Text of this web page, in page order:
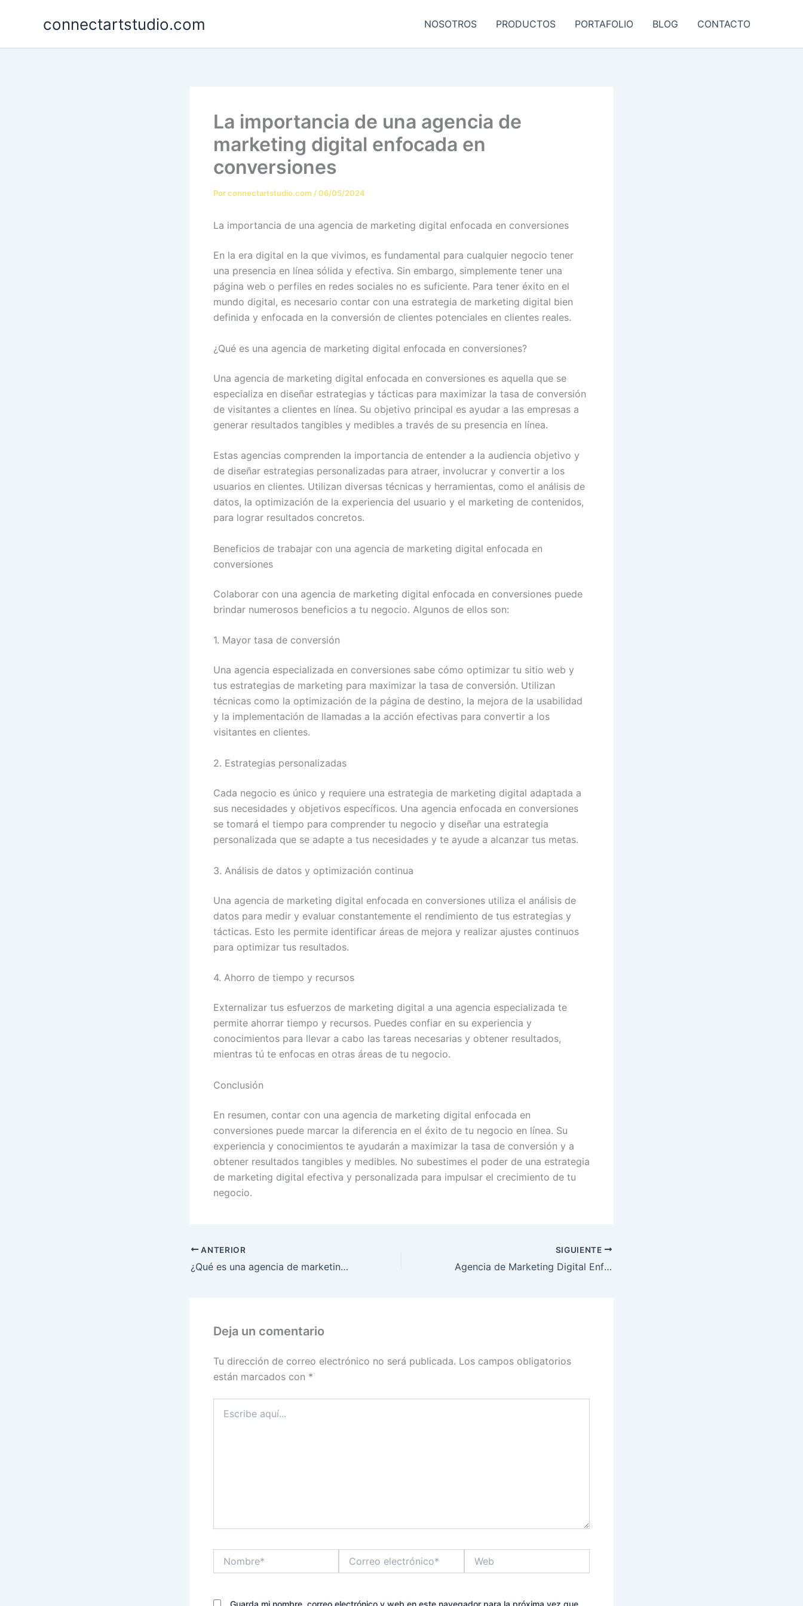
connectartstudio.com NOSOTROS PRODUCTOS PORTAFOLIO BLOG CONTACTO
La importancia de una agencia de
marketing digital enfocada en
conversiones
Porconnectartstudio.com /06/05/2024
La importancia de una agencia de marketing digital enfocada en conversiones
En la era digital en la que vivimos, es fundamental para cualquier negocio tener
una presencia en línea sólida y efectiva. Sin embargo, simplemente tener una
página web o perfiles en redes sociales no es suficiente. Para tener éxito en el
mundo digital, es necesario contar con una estrategia de marketing digital bien
definida y enfocada en la conversión de clientes potenciales en clientes reales.
¿Qué es una agencia de marketing digital enfocada en conversiones?
Una agencia de marketing digital enfocada en conversiones es aquella que se
especializa en diseñar estrategias y tácticas para maximizar la tasa de conversión
de visitantes a clientes en línea. Su objetivo principal es ayudar a las empresas a
generar resultados tangibles y medibles a través de su presencia en línea.
Estas agencias comprenden la importancia de entender a la audiencia objetivo y
de diseñar estrategias personalizadas para atraer, involucrar y convertir a los
usuarios en clientes. Utilizan diversas técnicas y herramientas, como el análisis de
datos, la optimización de la experiencia del usuario y el marketing de contenidos,
para lograr resultados concretos.
Beneficios de trabajar con una agencia de marketing digital enfocada en
conversiones
Colaborar con una agencia de marketing digital enfocada en conversiones puede
brindar numerosos beneficios a tu negocio. Algunos de ellos son:
1. Mayor tasa de conversión
Una agencia especializada en conversiones sabe cómo optimizar tu sitio web y
tus estrategias de marketing para maximizar la tasa de conversión. Utilizan
técnicas como la optimización de la página de destino, la mejora de la usabilidad
y la implementación de llamadas a la acción efectivas para convertir a los
visitantes en clientes.
2. Estrategias personalizadas
Cada negocio es único y requiere una estrategia de marketing digital adaptada a
sus necesidades y objetivos específicos. Una agencia enfocada en conversiones
se tomará el tiempo para comprender tu negocio y diseñar una estrategia
personalizada que se adapte a tus necesidades y te ayude a alcanzar tus metas.
3. Análisis de datos y optimización continua
Una agencia de marketing digital enfocada en conversiones utiliza el análisis de
datos para medir y evaluar constantemente el rendimiento de tus estrategias y
tácticas. Esto les permite identificar áreas de mejora y realizar ajustes continuos
para optimizar tus resultados.
4. Ahorro de tiempo y recursos
Externalizar tus esfuerzos de marketing digital a una agencia especializada te
permite ahorrar tiempo y recursos. Puedes confiar en su experiencia y
conocimientos para llevar a cabo las tareas necesarias y obtener resultados,
mientras tú te enfocas en otras áreas de tu negocio.
Conclusión
En resumen, contar con una agencia de marketing digital enfocada en
conversiones puede marcar la diferencia en el éxito de tu negocio en línea. Su
experiencia y conocimientos te ayudarán a maximizar la tasa de conversión y a
obtener resultados tangibles y medibles. No subestimes el poder de una estrategia
de marketing digital efectiva y personalizada para impulsar el crecimiento de tu
negocio.
ANTERIOR
¿Qué es una agencia de marketing digital enfocada en conversiones?
SIGUIENTE
Agencia de Marketing Digital Enfocada en Conversiones: Qué es y por qué es importante
Deja un comentario
Tu dirección de correo electrónico no será publicada. Los campos obligatorios
están marcados con *
aquí...
electrónico*